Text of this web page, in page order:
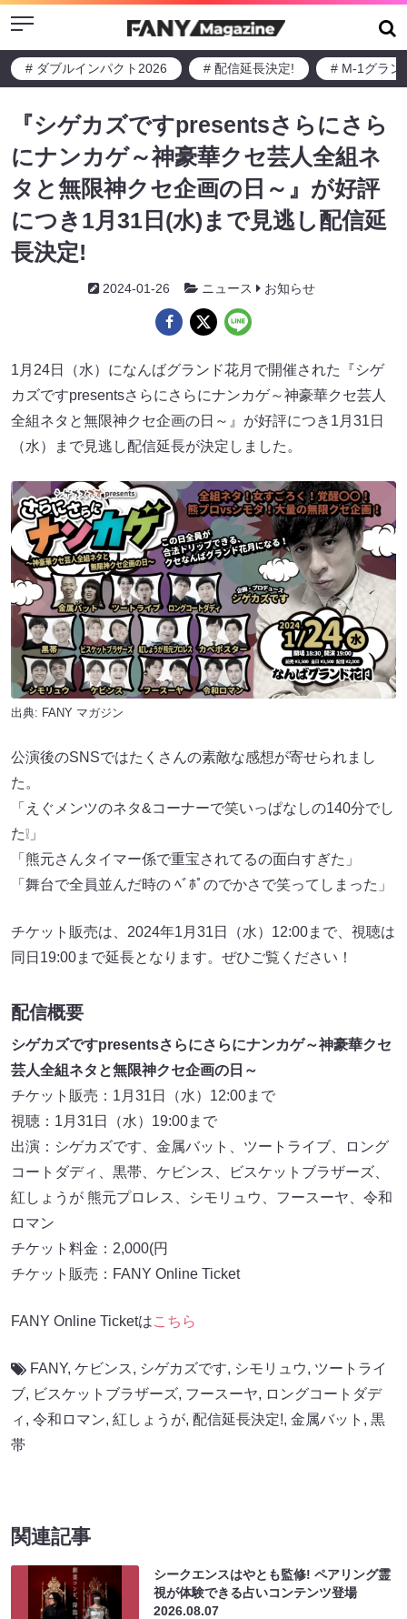
Menu
# ダブルインパクト2026 # 配信延長決定! # M-1グラン
『シゲカズですpresentsさらにさら
にナンカゲ～神豪華クセ芸人全組ネ
タと無限神クセ企画の日～』が好評
につき1月31日(水)まで見逃し配信延
長決定!
2024-01-26 ニュース お知らせ
1月24日（水）になんばグランド花月で開催された『シゲ
カズですpresentsさらにさらにナンカゲ～神豪華クセ芸人
全組ネタと無限神クセ企画の日～』が好評につき1月31日
（水）まで見逃し配信延長が決定しました。
出典: FANY マガジン
公演後のSNSではたくさんの素敵な感想が寄せられまし
た。
「えぐメンツのネタ&コーナーで笑いっぱなしの140分でし
た❕」
「熊元さんタイマー係で重宝されてるの面白すぎた」
「舞台で全員並んだ時の ﾍﾞﾎﾟのでかさで笑ってしまった」
チケット販売は、2024年1月31日（水）12:00まで、視聴は
同日19:00まで延長となります。ぜひご覧ください！
配信概要
シゲカズですpresentsさらにさらにナンカゲ～神豪華クセ
芸人全組ネタと無限神クセ企画の日～
チケット販売：1月31日（水）12:00まで
視聴：1月31日（水）19:00まで
出演：シゲカズです、金属バット、ツートライブ、ロング
コートダディ、黒帯、ケビンス、ビスケットブラザーズ、
紅しょうが 熊元プロレス、シモリュウ、フースーヤ、令和
ロマン
チケット料金：2,000(円
チケット販売：FANY Online Ticket
FANY Online Ticketはこちら
FANY, ケビンス, シゲカズです, シモリュウ, ツートライ
ブ, ビスケットブラザーズ, フースーヤ, ロングコートダデ
ィ , 令和ロマン, 紅しょうが, 配信延長決定!, 金属バット , 黒
帯
関連記事
シークエンスはやとも監修! ペアリング霊
視が体験できる占いコンテンツ登場
2026.08.07